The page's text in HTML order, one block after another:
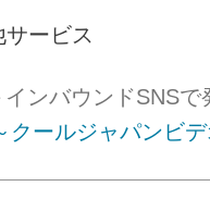
サービス
ンバウンドSNSで
ールジャパンビ